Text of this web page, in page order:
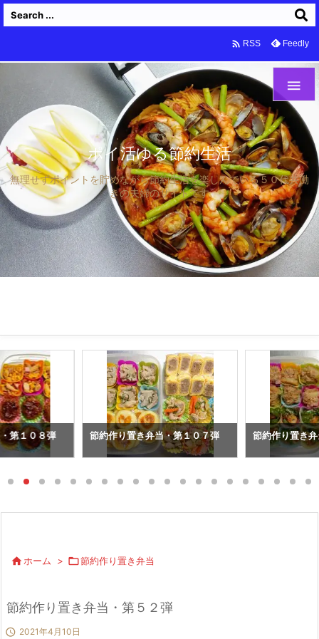
ポイ活ゆる節約生活
無理せずポイントを貯めながら節約生活を楽しんでいる５０代共働
きの夫婦のサイトです

 RSS Feedly
第１０８弾 節約作り置き弁当・第１０７弾 節約作り置き
 ホーム > 節約作り置き弁当
節約作り置き弁当・第５２弾
 2021年4月10日